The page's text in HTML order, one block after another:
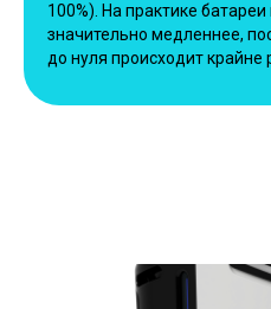
100%). На практике
значительно медленнее,
до нуля происходит крайне